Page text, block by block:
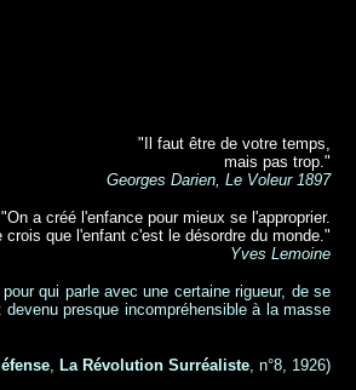
"Il faut être de votre temps,
mais pas trop."
Georges Darien, Le Voleur 1897
"On a créé l'enfance pour mieux se l'approprier.
crois que l'enfant c'est le désordre du monde."
Yves Lemoine
qui parle avec une certaine rigueur, de se
presque incompréhensible à la masse
, La Révolution Surréaliste, n°8, 1926)